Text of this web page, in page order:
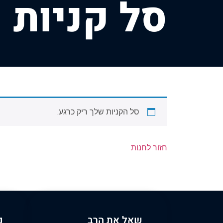
סל קניות
סל הקניות שלך ריק כרגע.
חזור לחנות